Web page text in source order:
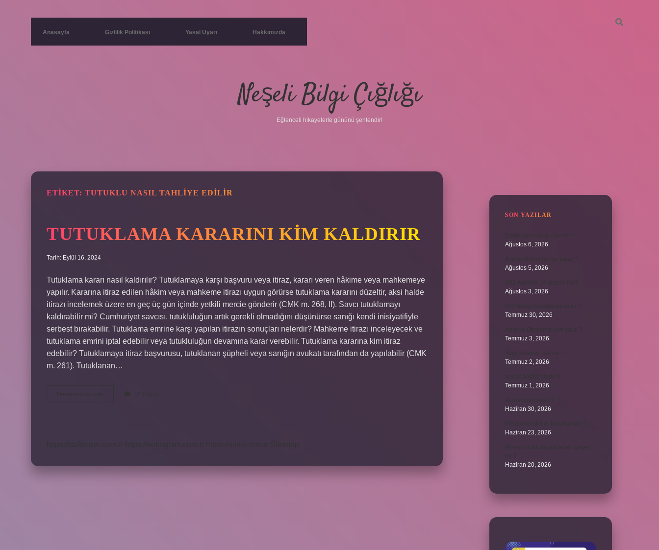
Anasayfa Gizlilik Politikası Yasal Uyarı Hakkımızda
Neşeli Bilgi Çığlığı
Eğlenceli hikayelerle gününü şenlendir!
ETIKET: TUTUKLU NASIL TAHLIYE EDILIR
TUTUKLAMA KARARINI KIM KALDIRIR
Tarih: Eylül 16, 2024
Tutuklama kararı nasıl kaldırılır? Tutuklamaya karşı başvuru veya itiraz, kararı veren hâkime veya mahkemeye
yapılır. Kararına itiraz edilen hâkim veya mahkeme itirazı uygun görürse tutuklama kararını düzeltir, aksi halde
itirazı incelemek üzere en geç üç gün içinde yetkili mercie gönderir (CMK m. 268, II). Savcı tutuklamayı
kaldırabilir mi? Cumhuriyet savcısı, tutukluluğun artık gerekli olmadığını düşünürse sanığı kendi inisiyatifiyle
serbest bırakabilir. Tutuklama emrine karşı yapılan itirazın sonuçları nelerdir? Mahkeme itirazı inceleyecek ve
tutuklama emrini iptal edebilir veya tutukluluğun devamına karar verebilir. Tutuklama kararına kim itiraz
edebilir? Tutuklamaya itiraz başvurusu, tutuklanan şüpheli veya sanığın avukatı tarafından da yapılabilir (CMK
m. 261). Tutuklanan…
SON YAZILAR
Ağustos 6, 2026
Ağustos 5, 2026
Ağustos 3, 2026
Temmuz 30, 2026
Temmuz 3, 2026
Temmuz 2, 2026
Temmuz 1, 2026
Haziran 30, 2026
Haziran 23, 2026
Haziran 20, 2026